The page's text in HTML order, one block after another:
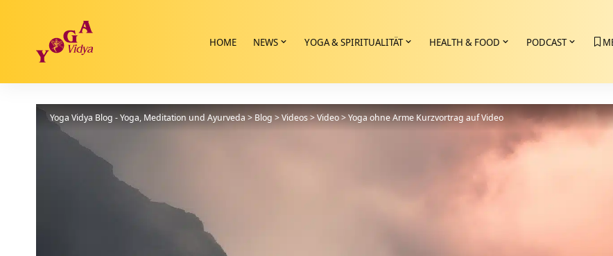
HOME NEWS YOGA & SPIRITUALITÄT HEALTH & FOOD PODCAST
Yoga Vidya Blog - Yoga, Meditation und Ayurveda>Blog>Videos>Video>Yoga ohne Arme Kurzvortrag auf Video